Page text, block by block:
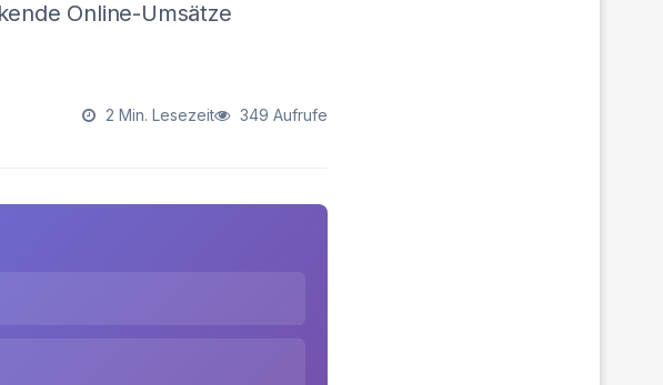
Online-Umsätze
2 Min. Lesezeit 349 Aufrufe